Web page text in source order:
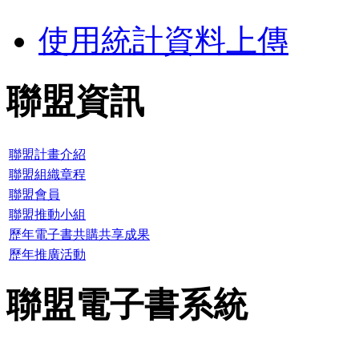
使用統計資料上傳
聯盟資訊
聯盟計畫介紹
聯盟組織章程
聯盟會員
聯盟推動小組
歷年電子書共購共享成果
歷年推廣活動
聯盟電子書系統